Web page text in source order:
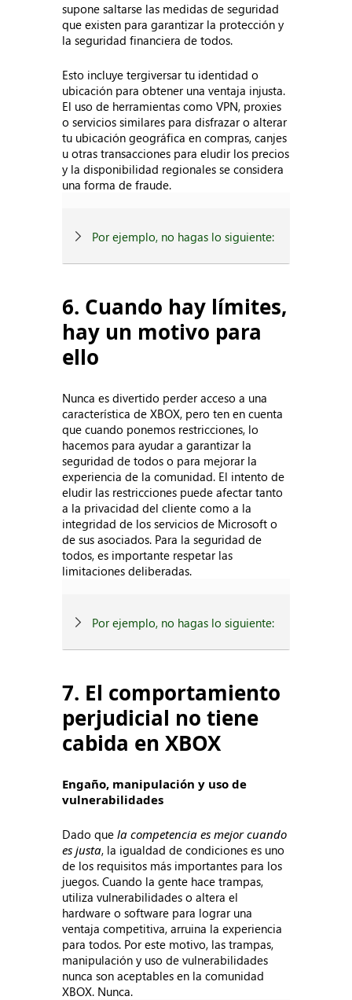
supone saltarse las medidas de seguridad
que existen para garantizar la protección y
la seguridad financiera de todos.
Esto incluye tergiversar tu identidad o
ubicación para obtener una ventaja injusta.
El uso de herramientas como VPN, proxies
o servicios similares para disfrazar o alterar
tu ubicación geográfica en compras, canjes
u otras transacciones para eludir los precios
y la disponibilidad regionales se considera
una forma de fraude.
Por ejemplo, no hagas lo siguiente:
6. Cuando hay límites,
hay un motivo para
ello
Nunca es divertido perder acceso a una
característica de XBOX, pero ten en cuenta
que cuando ponemos restricciones, lo
hacemos para ayudar a garantizar la
seguridad de todos o para mejorar la
experiencia de la comunidad. El intento de
eludir las restricciones puede afectar tanto
a la privacidad del cliente como a la
integridad de los servicios de Microsoft o
de sus asociados. Para la seguridad de
todos, es importante respetar las
limitaciones deliberadas.
Por ejemplo, no hagas lo siguiente:
7. El comportamiento
perjudicial no tiene
cabida en XBOX
Engaño, manipulación y uso de
vulnerabilidades
Dado quela competencia es mejor cuando
es justa, la igualdad de condiciones es uno
de los requisitos más importantes para los
juegos. Cuando la gente hace trampas,
utiliza vulnerabilidades o altera el
hardware o software para lograr una
ventaja competitiva, arruina la experiencia
para todos. Por este motivo, las trampas,
manipulación y uso de vulnerabilidades
nunca son aceptables en la comunidad
XBOX. Nunca.